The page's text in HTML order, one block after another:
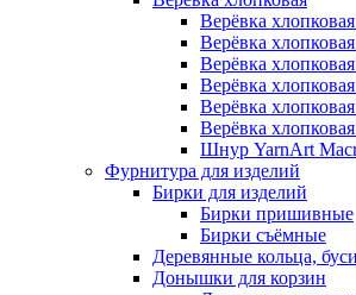
Верёвка
Верёвка
Верёвка
Верёвка
Верёвка
Верёвка
Шнур YarnArt
Фурнитура для изделий
Бирки для изделий
Бирки пришивные
Бирки съёмные
Деревянные кольца,
Донышки для корзин